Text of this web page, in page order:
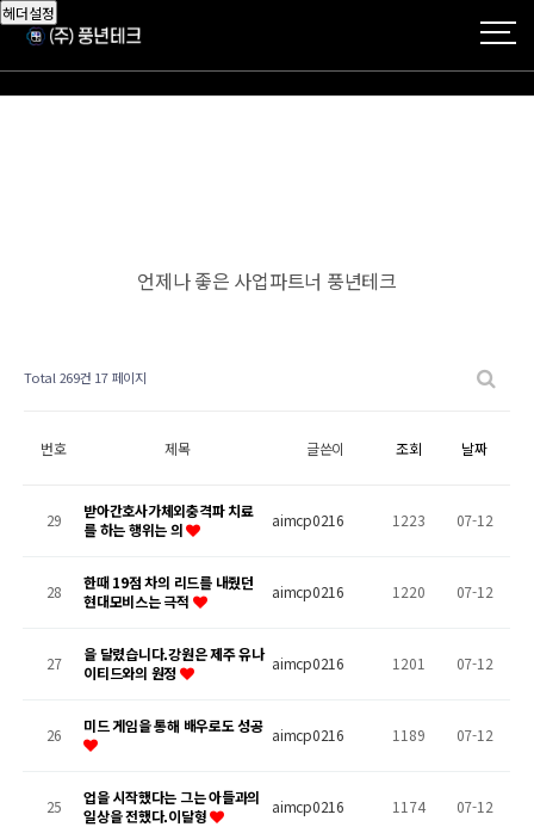
헤더설정
언제나 좋은 사업파트너 풍년테크
Total 269건 17 페이지
번호 제목 글쓴이 조회 날짜
29
받아간호사가체외충격파 치료
를 하는 행위는 의
aimcp0216 1223 07-12
28
한때 19점 차의 리드를 내줬던
현대모비스는 극적
aimcp0216 1220 07-12
27
을 달렸습니다.강원은 제주 유나
이티드와의 원정
aimcp0216 1201 07-12
26 미드 게임을 통해 배우로도 성공 aimcp0216 1189 07-12
25
업을 시작했다는 그는 아들과의
일상을 전했다.이달형
aimcp0216 1174 07-12